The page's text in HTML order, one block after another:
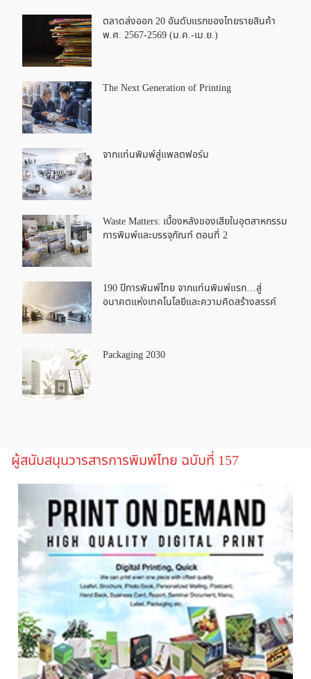
ตลาดส่งออก 20 อันดับแรกของไทยรายสินค้า
พ.ศ. 2567-2569 (ม.ค.-เม.ย.)
The Next Generation of Printing
จากแท่นพิมพ์สู่แพลตฟอร์ม
Waste Matters: เบื้องหลังของเสียในอุตสาหกรรม
การพิมพ์และบรรจุภัณฑ์ ตอนที่ 2
190 ปีการพิมพ์ไทย จากแท่นพิมพ์แรก…สู่
อนาคตแห่งเทคโนโลยีและความคิดสร้างสรรค์
Packaging 2030
ผู้สนับสนุนวารสารการพิมพ์ไทย ฉบับที่ 157